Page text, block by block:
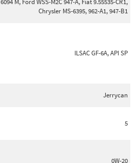
6094 M, Ford WSS-M2C 947-A, Fiat 9.55535-CR1,
Chrysler MS-6395, 962-A1, 947-B1
ILSAC GF-6A, API SP
Jerrycan
5
0W-20